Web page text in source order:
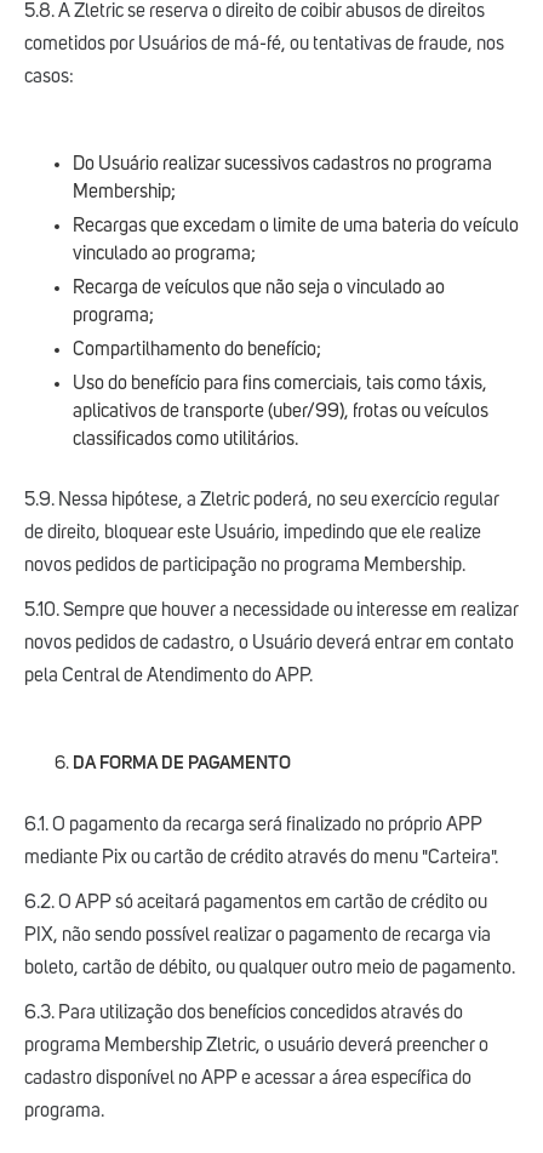
5.8. A Zletric se reserva o direito de coibir abusos de direitos
cometidos por Usuários de má-fé, ou tentativas de fraude, nos
casos:
Do Usuário realizar sucessivos cadastros no programa
Membership;
Recargas que excedam o limite de uma bateria do veículo
vinculado ao programa;
Recarga de veículos que não seja o vinculado ao
programa;
Compartilhamento do benefício;
Uso do benefício para fins comerciais, tais como táxis,
aplicativos de transporte (uber/99), frotas ou veículos
classificados como utilitários.
5.9. Nessa hipótese, a Zletric poderá, no seu exercício regular
de direito, bloquear este Usuário, impedindo que ele realize
novos pedidos de participação no programa Membership.
5.10. Sempre que houver a necessidade ou interesse em realizar
novos pedidos de cadastro, o Usuário deverá entrar em contato
pela Central de Atendimento do APP.
DA FORMA DE PAGAMENTO
6.1. O pagamento da recarga será finalizado no próprio APP
mediante Pix ou cartão de crédito através do menu "Carteira".
6.2. O APP só aceitará pagamentos em cartão de crédito ou
PIX, não sendo possível realizar o pagamento de recarga via
boleto, cartão de débito, ou qualquer outro meio de pagamento.
6.3. Para utilização dos benefícios concedidos através do
programa Membership Zletric, o usuário deverá preencher o
cadastro disponível no APP e acessar a área específica do
programa.